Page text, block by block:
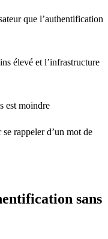
que l’authentification
élevé et l’infrastructure
est moindre
rappeler d’un mot de
sans